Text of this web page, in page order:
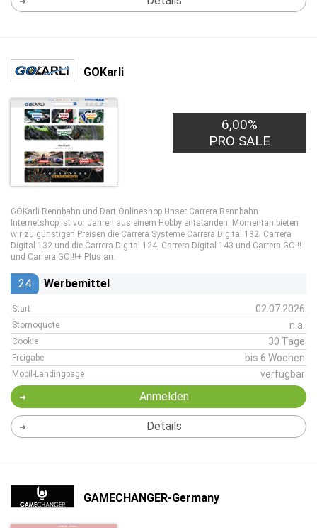
GOKarli
6,00%
PRO SALE
GOKarli Rennbahn und Dart Onlineshop Unser Carrera Rennbahn
Internetshop ist vor Jahren aus einem Hobby entstanden. Momentan bieten
wir zu günstigen Preisen die Carrera Systeme Carrera Digital 132, Carrera
Digital 132 und die Carrera Digital 124, Carrera Digital 143 und Carrera GO!!!
und Carrera GO!!!+ Plus an.
24 Werbemittel
Start 02.07.2026
Stornoquote n.a.
Cookie 30 Tage
Freigabe bis 6 Wochen
Mobil-Landingpage verfügbar
Anmelden
Details
GAMECHANGER-Germany